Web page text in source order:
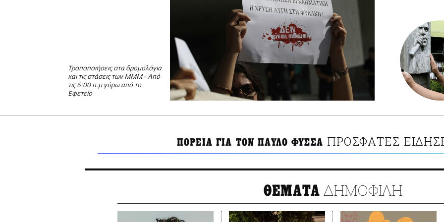
Τροποποιήσεις στα δρομολόγια
και τις στάσεις των ΜΜΜ - Από
τις 6:00 π.μ γύρω από το
Εφετείο
ΠΟΡΕΙΑ ΓΙΑ ΤΟΝ ΠΑΥΛΟ ΦΥΣΣΑ ΠΡΟΣΦΑΤΕΣ
ΘΕΜΑΤΑ ΔΗΜΟΦΙΛΗ